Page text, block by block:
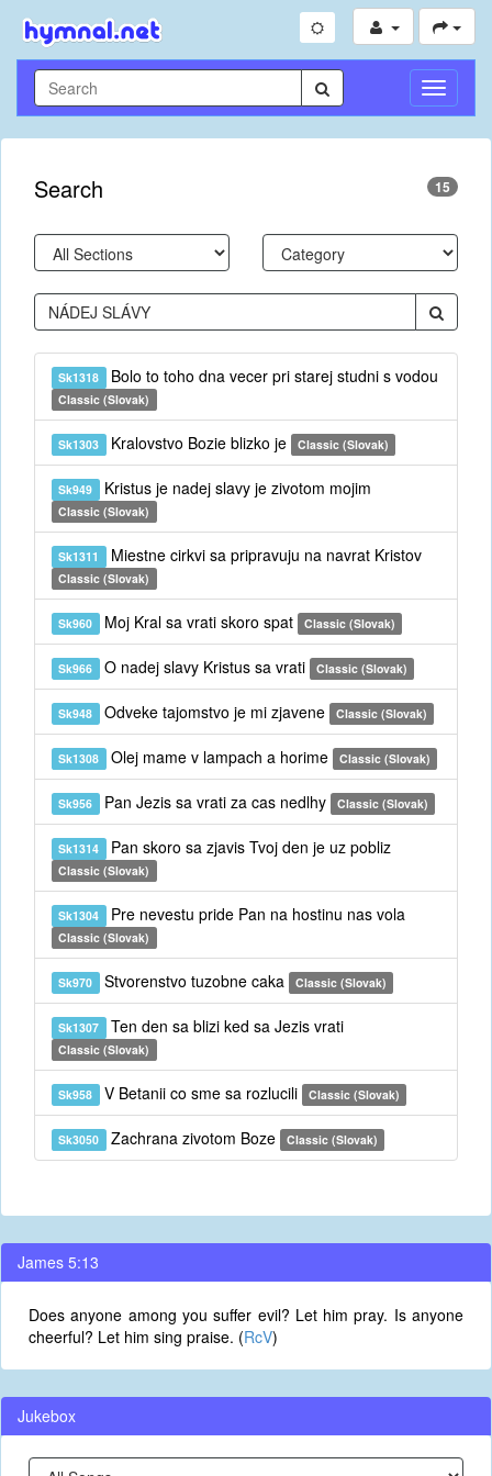
Toggle
Search 15
Sk1318 Bolo to toho dna vecer pri starej studni s vodou
Classic (Slovak)
Sk1303 Kralovstvo Bozie blizko je Classic (Slovak)
Sk949 Kristus je nadej slavy je zivotom mojim
Classic (Slovak)
Sk1311 Miestne cirkvi sa pripravuju na navrat Kristov
Classic (Slovak)
Sk960 Moj Kral sa vrati skoro spat Classic (Slovak)
Sk966 O nadej slavy Kristus sa vrati Classic (Slovak)
Sk948 Odveke tajomstvo je mi zjavene Classic (Slovak)
Sk1308 Olej mame v lampach a horime Classic (Slovak)
Sk956 Pan Jezis sa vrati za cas nedlhy Classic (Slovak)
Sk1314 Pan skoro sa zjavis Tvoj den je uz pobliz
Classic (Slovak)
Sk1304 Pre nevestu pride Pan na hostinu nas vola
Classic (Slovak)
Sk970 Stvorenstvo tuzobne caka Classic (Slovak)
Sk1307 Ten den sa blizi ked sa Jezis vrati
Classic (Slovak)
Sk958 V Betanii co sme sa rozlucili Classic (Slovak)
Sk3050 Zachrana zivotom Boze Classic (Slovak)
James 5:13
Does anyone among you suffer evil? Let him pray. Is anyone
cheerful? Let him sing praise. (RcV)
Jukebox